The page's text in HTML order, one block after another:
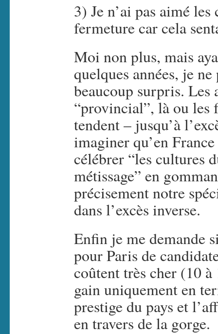
3) Je n’ai pas aimé
fermeture car cela
Moi non plus, mais
quelques années, je
beaucoup surpris. Les
“provincial”, là ou les
tendent – jusqu’à
imaginer qu’en
célébrer “les cultures
métissage” en
précisement notre
dans l’excès inverse.
Enfin je me demande
pour Paris de
coûtent très cher (10
gain uniquement en
prestige du pays et
en travers de la gorge.